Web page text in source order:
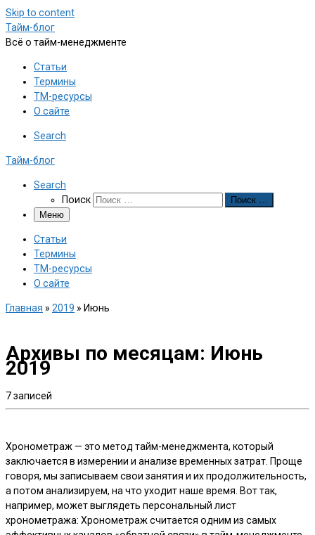
Skip to content
Тайм-блог
Всё о тайм-менеджменте
Статьи
Термины
ТМ-ресурсы
О сайте
Search
Тайм-блог
Search
Поиск
Поиск …
Меню
Статьи
Термины
ТМ-ресурсы
О сайте
Главная » 2019 » Июнь
Архивы по месяцам: Июнь
2019
7 записей
Хронометраж — это метод тайм-менеджмента, который
заключается в измерении и анализе временных затрат. Проще
говоря, мы записываем свои занятия и их продолжительность,
а потом анализируем, на что уходит наше время. Вот так,
например, может выглядеть персональный лист
хронометража: Хронометраж считается одним из самых